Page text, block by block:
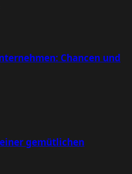
Chancen und
gemütlichen